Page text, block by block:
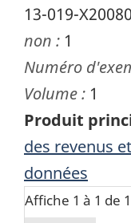
13-019-
non : 1
Numéro
Volume : 1
Produit
des revenus
données
Affiche 1 à 1 de